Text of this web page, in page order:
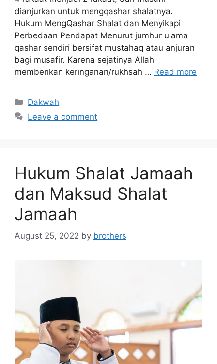
dianjurkan untuk mengqashar shalatnya.
Hukum MengQashar Shalat dan Menyikapi
Perbedaan Pendapat Menurut jumhur ulama
qashar sendiri bersifat mustahaq atau anjuran
bagi musafir. Karena sejatinya Allah
memberikan keringanan/rukhsah … Read more
Categories
Dakwah
Leave a comment
Hukum Shalat Jamaah
dan Maksud Shalat
Jamaah
August 25, 2022 by brothers